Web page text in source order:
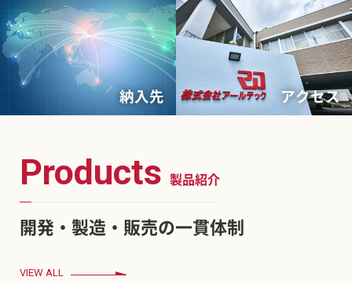
納入先 アクセス
Products 製品紹介
開発・製造・販売の一貫体制
VIEW ALL